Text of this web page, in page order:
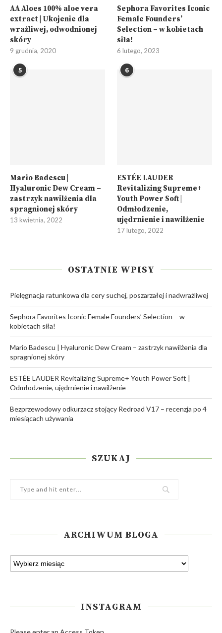
AA Aloes 100% aloe vera
extract | Ukojenie dla
wrażliwej, odwodnionej
skóry
9 grudnia, 2020
Sephora Favorites Iconic
Female Founders’
Selection – w kobietach
siła!
6 lutego, 2023
5
Mario Badescu |
Hyaluronic Dew Cream –
zastrzyk nawilżenia dla
spragnionej skóry
13 kwietnia, 2022
6
ESTÉE LAUDER
Revitalizing Supreme+
Youth Power Soft |
Odmłodzenie,
ujędrnienie i nawilżenie
17 lutego, 2022
OSTATNIE WPISY
Pielęgnacja ratunkowa dla cery suchej, poszarzałej i nadwrażliwej
Sephora Favorites Iconic Female Founders’ Selection – w
kobietach siła!
Mario Badescu | Hyaluronic Dew Cream – zastrzyk nawilżenia dla
spragnionej skóry
ESTÉE LAUDER Revitalizing Supreme+ Youth Power Soft |
Odmłodzenie, ujędrnienie i nawilżenie
Bezprzewodowy odkurzacz stojący Redroad V17 – recenzja po 4
miesiącach używania
SZUKAJ
ARCHIWUM BLOGA
INSTAGRAM